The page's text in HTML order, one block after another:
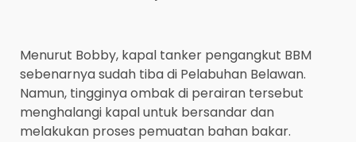
Menurut Bobby, kapal tanker pengangkut BBM
sebenarnya sudah tiba di Pelabuhan Belawan.
Namun, tingginya ombak di perairan tersebut
menghalangi kapal untuk bersandar dan
melakukan proses pemuatan bahan bakar.